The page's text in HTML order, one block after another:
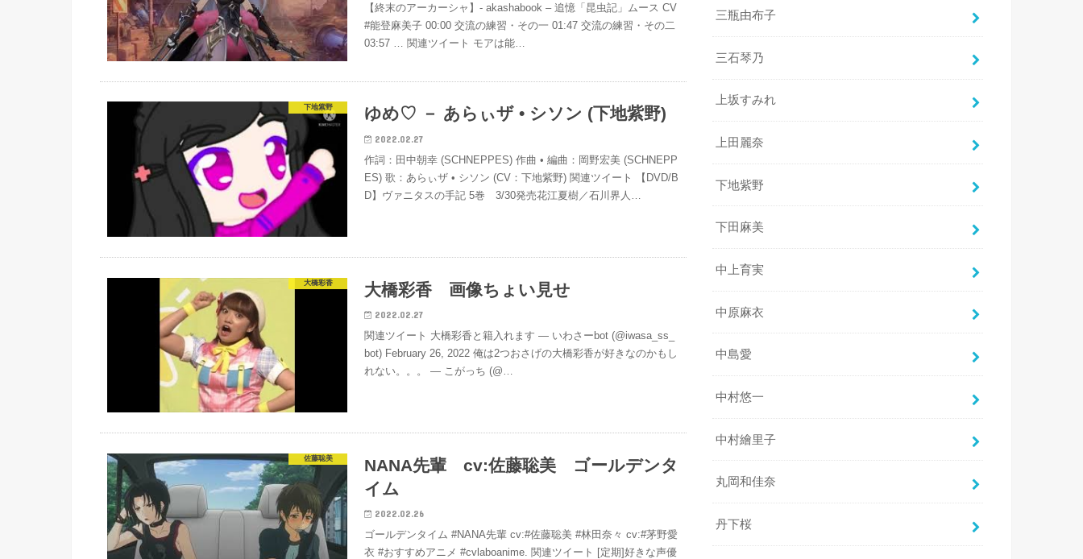
【終末のアーカーシャ】- akashabook – 追憶「昆虫記」ムース CV
#能登麻美子 00:00 交流の練習・その一 01:47 交流の練習・その二
03:57 … 関連ツイート モアは能…
下地紫野 ゆめ♡ － あらぃザ • シソン (下地紫野)
2022.02.27
作詞：田中朝幸 (SCHNEPPES) 作曲 • 編曲：岡野宏美 (SCHNEPP
ES) 歌：あらぃザ • シソン (CV：下地紫野) 関連ツイート 【DVD/B
D】ヴァニタスの手記 5巻 3/30発売花江夏樹／石川界人…
大橋彩香 大橋彩香 画像ちょい見せ
2022.02.27
関連ツイート 大橋彩香と籍入れます — いわさーbot (@iwasa_ss_
bot) February 26, 2022 俺は2つおさげの大橋彩香が好きなのかもし
れない。。。 — こがっち (@…
佐藤聡美
NANA先輩 cv:佐藤聡美 ゴールデンタ
イム
2022.02.26
ゴールデンタイム #NANA先輩 cv:#佐藤聡美 #林田奈々 cv:#茅野愛
衣 #おすすめアニメ #cvlaboanime. 関連ツイート [定期]好きな声優
三瓶由布子
三石琴乃
上坂すみれ
上田麗奈
下地紫野
下田麻美
中上育実
中原麻衣
中島愛
中村悠一
中村繪里子
丸岡和佳奈
丹下桜